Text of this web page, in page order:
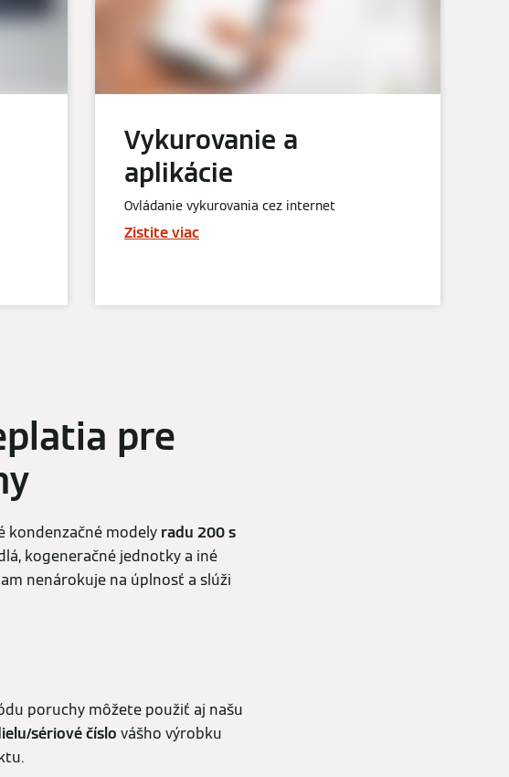
Vykurovanie a
aplikácie
Ovládanie vykurovania cez internet
Zistite viac
pre
kondenzačné modely radu 200 s
kogeneračné jednotky a iné
nenárokuje na úplnosť a slúži
poruchy môžete použiť aj našu
sériové číslo vášho výrobku